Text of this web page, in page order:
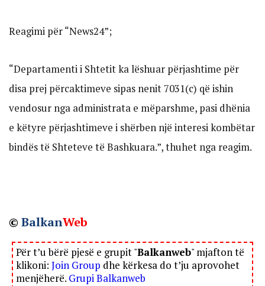
Reagimi për “News24”;
“Departamenti i Shtetit ka lëshuar përjashtime për
disa prej përcaktimeve sipas nenit 7031(c) që ishin
vendosur nga administrata e mëparshme, pasi dhënia
e këtyre përjashtimeve i shërben një interesi kombëtar
bindës të Shteteve të Bashkuara.”, thuhet nga reagim.
© BalkanWeb
Për t’u bërë pjesë e grupit "Balkanweb" mjafton të
klikoni: Join Group dhe kërkesa do t’ju aprovohet
menjëherë. Grupi Balkanweb